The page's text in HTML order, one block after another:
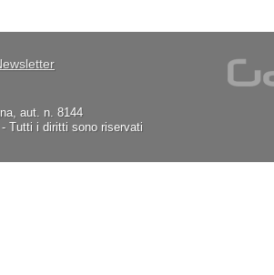
aut. n. 8144
Tutti i diritti sono riservati